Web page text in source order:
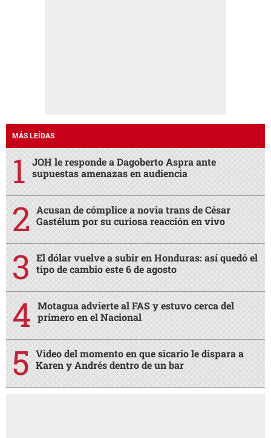
MÁS LEÍDAS
JOH le responde a Dagoberto Aspra ante
supuestas amenazas en audiencia
Acusan de cómplice a novia trans de César
Gastélum por su curiosa reacción en vivo
El dólar vuelve a subir en Honduras: así quedó el
tipo de cambio este 6 de agosto
Motagua advierte al FAS y estuvo cerca del
primero en el Nacional
Video del momento en que sicario le dispara a
Karen y Andrés dentro de un bar